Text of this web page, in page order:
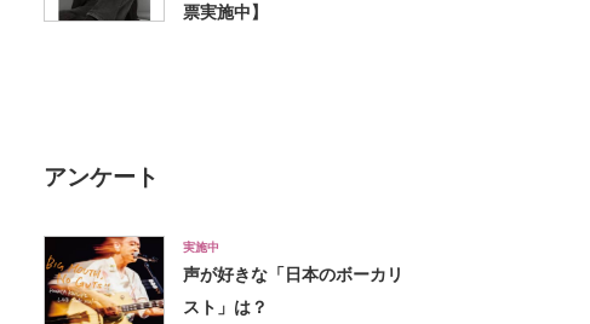
票実施中】
アンケート
実施中
声が好きな「日本のボーカリ
スト」は？